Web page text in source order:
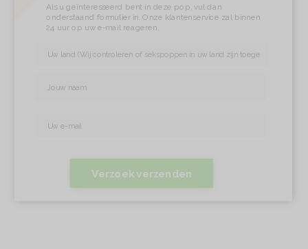
Als u geïnteresseerd bent in deze pop, vul dan
onderstaand formulier in. Onze klantenservice zal binnen
24 uur op uw e-mail reageren.
Verzoek verzenden